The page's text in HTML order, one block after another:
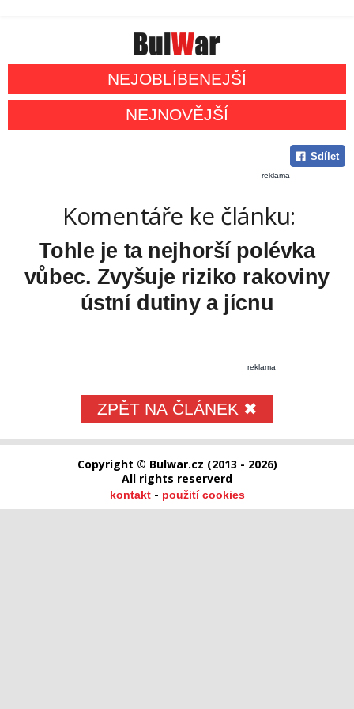
NEJOBLÍBENEJŠÍ
NEJNOVĚJŠÍ
Sdílet
reklama
Komentáře ke článku:
Tohle je ta nejhorší polévka
vůbec. Zvyšuje riziko rakoviny
ústní dutiny a jícnu
reklama
ZPĚT NA ČLÁNEK ✖
Copyright © Bulwar.cz (2013 - 2026)
All rights reserverd
kontakt- použití cookies